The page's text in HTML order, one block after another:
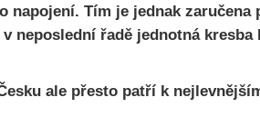
napojení. Tím je jednak
neposlední řadě jednotná
ale přesto patří k